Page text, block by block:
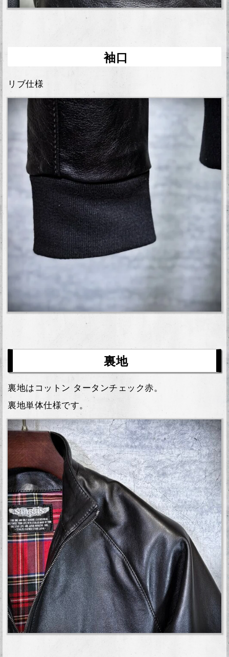
袖口
リブ仕様
裏地
裏地はコットン タータンチェック赤。
裏地単体仕様です。